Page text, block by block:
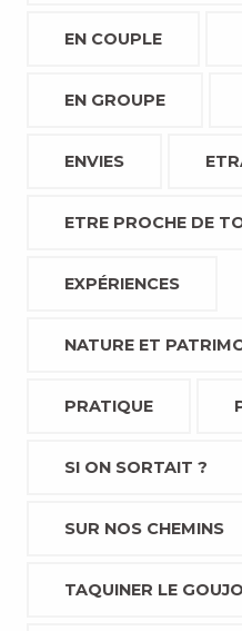
EN COUPLE
EN GROUPE
ENVIES
ETRE PROCHE DE
EXPÉRIENCES
NATURE ET
PRATIQUE
SI ON SORTAIT ?
SUR NOS CHEMINS
TAQUINER LE